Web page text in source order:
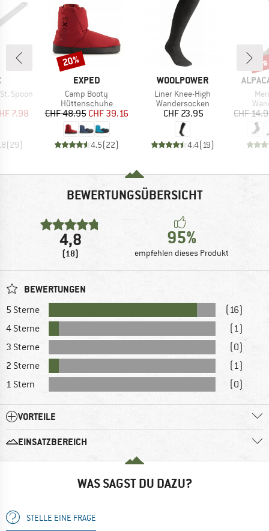
Spoon
Preis
7.98
(29)
MARKE
EXPED
Artikel
Camp Booty
Produktgruppe
Hüttenschuhe
Preis
CHF 48.95reduzierter Preis
CHF 39.16
4.5(22)
Rabatt
20%
MARKE
WOOLPOWER
Artikel
Liner Knee-High
Produktgruppe
Wandersocken
Preis
CHF 23.95
4.4(19)
MARKE
CHF
BEWERTUNGSÜBERSICHT
4,8
(18)
95%
empfehlen dieses Produkt
BEWERTUNGEN
5 Sterne
(16)
4 Sterne
(1)
3 Sterne
(0)
2 Sterne
(1)
1 Stern
(0)
VORTEILE
EINSATZBEREICH
WAS SAGST DU DAZU?
STELLE EINE FRAGE